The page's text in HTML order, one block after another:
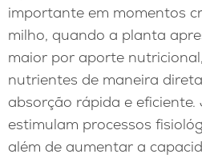
importante em momentos
milho, quando a planta
maior por aporte
nutrientes de maneira
absorção rápida e
estimulam processos
além de aumentar a